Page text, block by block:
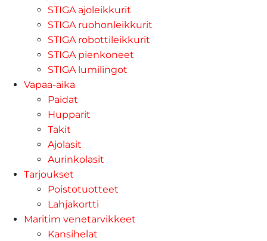
STIGA ajoleikkurit
STIGA ruohonleikkurit
STIGA robottileikkurit
STIGA pienkoneet
STIGA lumilingot
Vapaa-aika
Paidat
Hupparit
Takit
Ajolasit
Aurinkolasit
Tarjoukset
Poistotuotteet
Lahjakortti
Maritim venetarvikkeet
Kansihelat